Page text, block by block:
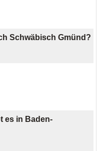
Schwäbisch Gmünd?
es in Baden-